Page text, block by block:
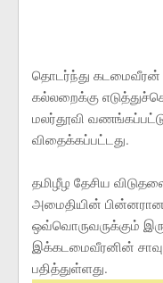
தொடர்ந்து கடமைவீரன்
கல்லறைக்கு
மலர்தூவி
விதைக்கப்பட்டது.
தமிழீழ தேசிய
அமைதியின்
ஒவ்வொருவருக்கும்
இக்கடமைவீரனின்
பதித்துள்ளது.